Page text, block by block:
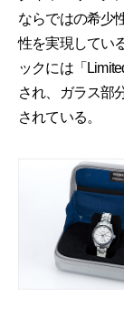
ならではの希少
性を実現してい
ックには「
され、ガラス部
されている。